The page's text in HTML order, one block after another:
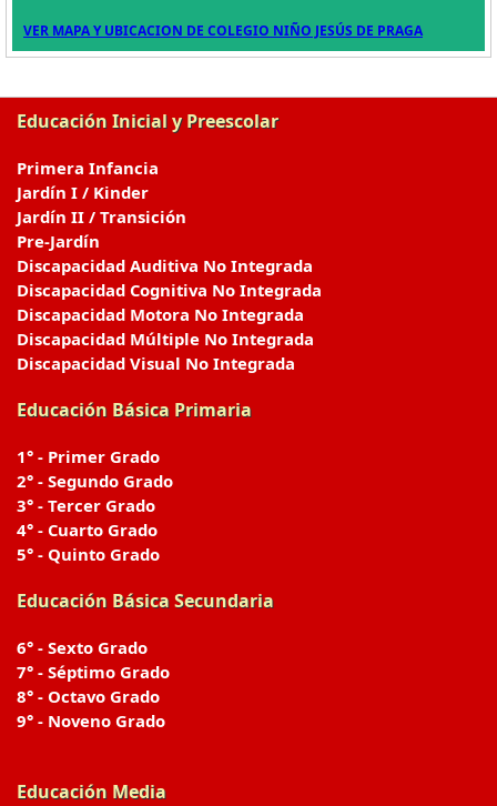
VER MAPA Y UBICACION DE COLEGIO NIÑO JESÚS DE PRAGA
Educación Inicial y Preescolar
Primera Infancia
Jardín I / Kinder
Jardín II / Transición
Pre-Jardín
Discapacidad Auditiva No Integrada
Discapacidad Cognitiva No Integrada
Discapacidad Motora No Integrada
Discapacidad Múltiple No Integrada
Discapacidad Visual No Integrada
Educación Básica Primaria
1° - Primer Grado
2° - Segundo Grado
3° - Tercer Grado
4° - Cuarto Grado
5° - Quinto Grado
Educación Básica Secundaria
6° - Sexto Grado
7° - Séptimo Grado
8° - Octavo Grado
9° - Noveno Grado
Educación Media